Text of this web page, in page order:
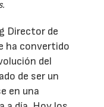
Director de
ha convertido
del
de ser un
en una